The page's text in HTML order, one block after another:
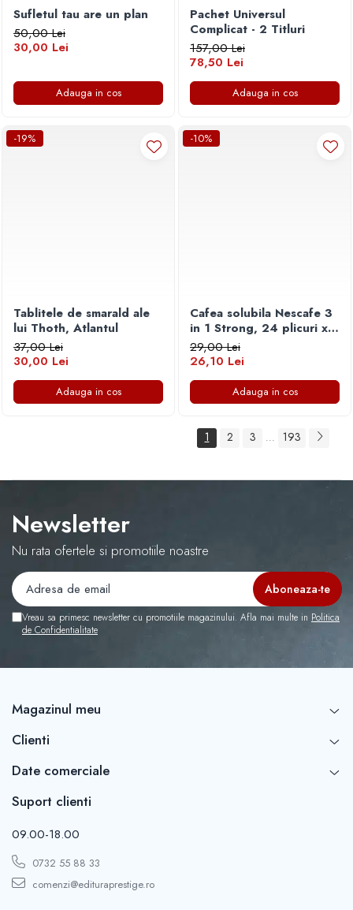
Sufletul tau are un plan
50,00 Lei
30,00 Lei
Adauga in cos
Pachet Universul
Complicat - 2 Titluri
157,00 Lei
78,50 Lei
Adauga in cos
-19%
Tablitele de smarald ale
lui Thoth, Atlantul
37,00 Lei
30,00 Lei
Adauga in cos
-10%
Cafea solubila Nescafe 3
in 1 Strong, 24 plicuri x
15 g
29,00 Lei
26,10 Lei
Adauga in cos
1 2 3 ... 193
Newsletter
Nu rata ofertele si promotiile noastre
Vreau sa primesc newsletter cu promotiile magazinului. Afla mai multe in Politica
de Confidentialitate
Magazinul meu
Clienti
Date comerciale
Suport clienti
09.00-18.00
0732 55 88 33
comenzi@edituraprestige.ro